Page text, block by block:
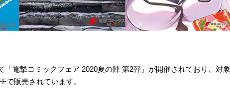
「電撃コミックフェア 2020夏の陣 第2弾」が開催されており、対象
で販売されています。